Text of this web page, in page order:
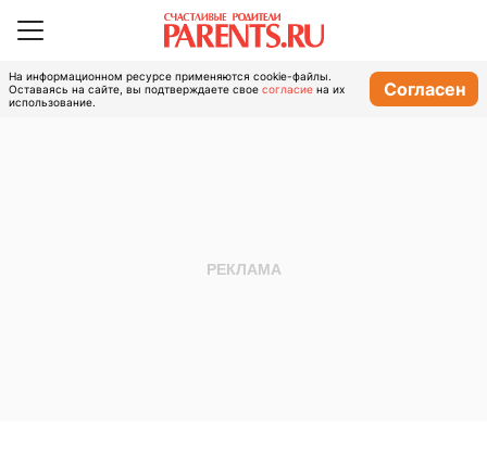
На информационном ресурсе применяются cookie-файлы.
Оставаясь на сайте, вы подтверждаете свое согласие на их
использование.
Согласен